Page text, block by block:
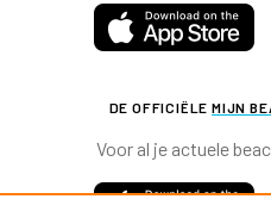
DE OFFICIËLE MIJN
Voor al je actuele